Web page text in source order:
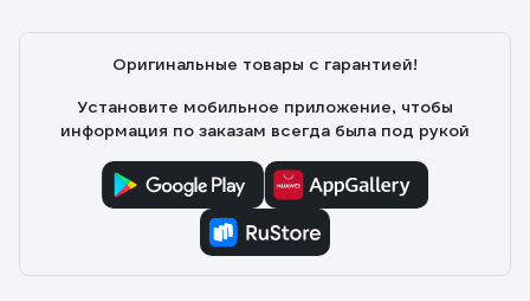
Оригинальные товары с гарантией!
Установите мобильное приложение, чтобы
информация по заказам всегда была под рукой